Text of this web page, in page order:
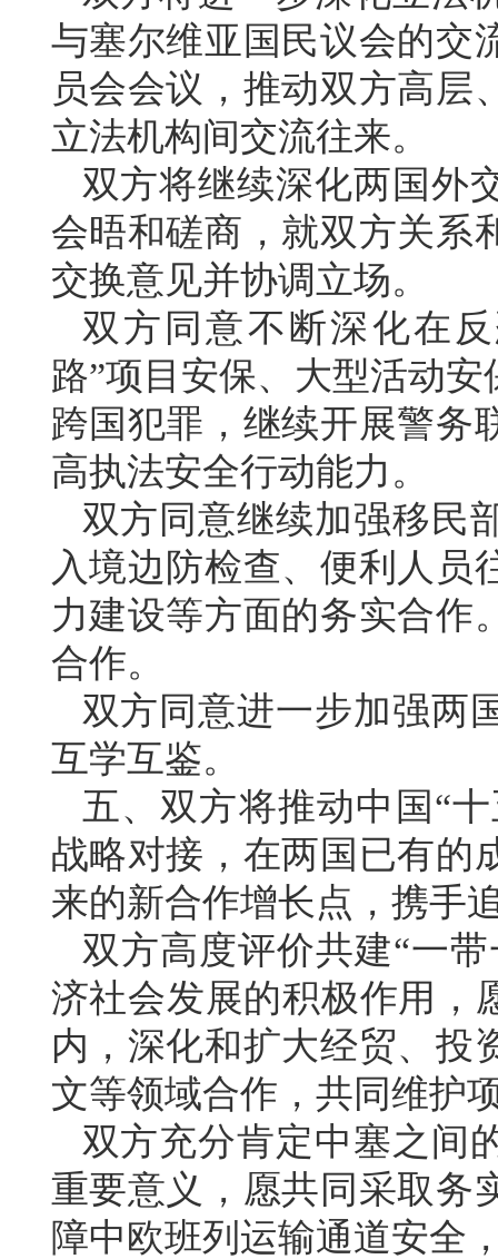
与塞尔维亚国民议会的交
员会会议，推动双方高层
立法机构间交流往来。
双方将继续深化两国外
会晤和磋商，就双方关系
交换意见并协调立场。
双方同意不断深化在
路”项目安保、大型活动
跨国犯罪，继续开展警务
高执法安全行动能力。
双方同意继续加强移民
入境边防检查、便利人员
力建设等方面的务实合作
合作。
双方同意进一步加强两
互学互鉴。
五、双方将推动中国“
战略对接，在两国已有的
来的新合作增长点，携手
双方高度评价共建“一
济社会发展的积极作用，
内，深化和扩大经贸、投
文等领域合作，共同维护
双方充分肯定中塞之间
重要意义，愿共同采取务
障中欧班列运输通道安全